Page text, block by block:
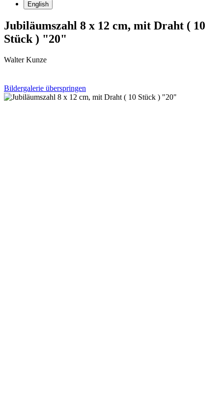
English
Jubiläumszahl 8 x 12 cm, mit Draht ( 10
Stück ) "20"
Walter Kunze
Bildergalerie überspringen